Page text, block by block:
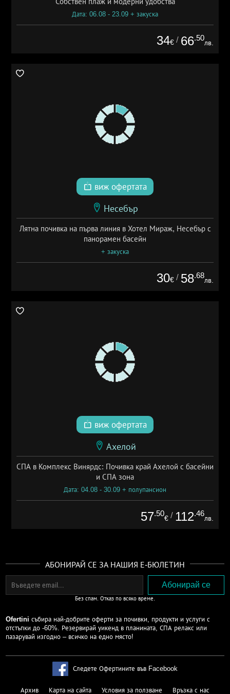
Дата: 06.08 - 23.09 + закуска
34€ / 66.50
лв.
виж офертата
Несебър
Лятна почивка на първа линия в Хотел Мираж, Несебър с
панорамен басейн
+ закуска
30€ / 58.68
лв.
виж офертата
Ахелой
СПА в Комплекс Винярдс: Почивка край Ахелой с басейни
и СПА зона
Дата: 04.08 - 30.09 + полупансион
57.50
€ / 112.46
лв.
АБОНИРАЙ СЕ ЗА НАШИЯ Е-БЮЛЕТИН
Без спам. Отказ по всяко време.
Ofertini събира най-добрите оферти за почивки, продукти и услуги с
отстъпки до -60%. Резервирай уикенд в планината, СПА релакс или
пазарувай изгодно – всичко на едно място!
Следете Офертините във Facebook
Архив Карта на сайта Условия за ползване Връзка с нас